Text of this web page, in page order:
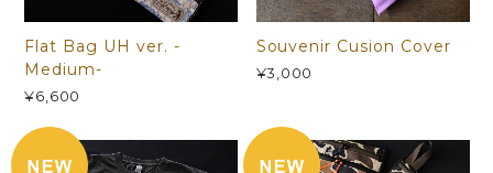
Flat Bag UH ver. -
Medium-
¥6,600
Souvenir Cusion Cover
¥3,000